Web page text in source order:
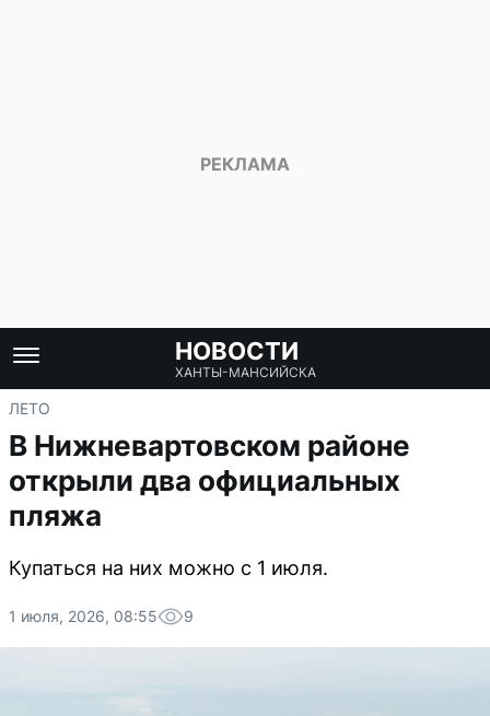
НОВОСТИ
ХАНТЫ-МАНСИЙСКА
ЛЕТО
В Нижневартовском районе
открыли два официальных
пляжа
Купаться на них можно с 1 июля.
1 июля, 2026, 08:55 9